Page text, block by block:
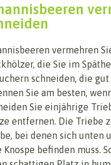
vermehren
die Sie im
schneiden, die
Sie am besten,
Sie einjährige
entfernen. Die Triebe
bei denen sich unten
Knospe befinden muss.